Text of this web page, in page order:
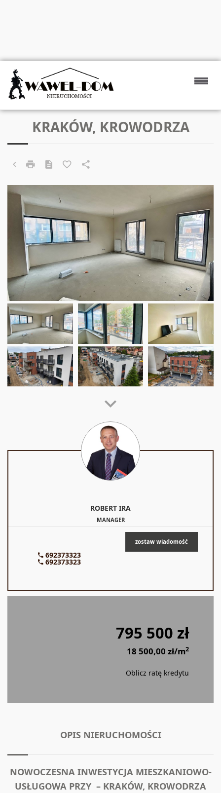
KRAKÓW, KROWODRZA
ROBERT IRA
MANAGER
692373323
692373323
zostaw wiadomość
795 500 zł
18 500,00 zł/m2
Oblicz ratę kredytu
OPIS NIERUCHOMOŚCI
NOWOCZESNA INWESTYCJA MIESZKANIOWO-
USŁUGOWA PRZY – KRAKÓW, KROWODRZA